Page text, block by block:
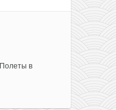
Полеты в